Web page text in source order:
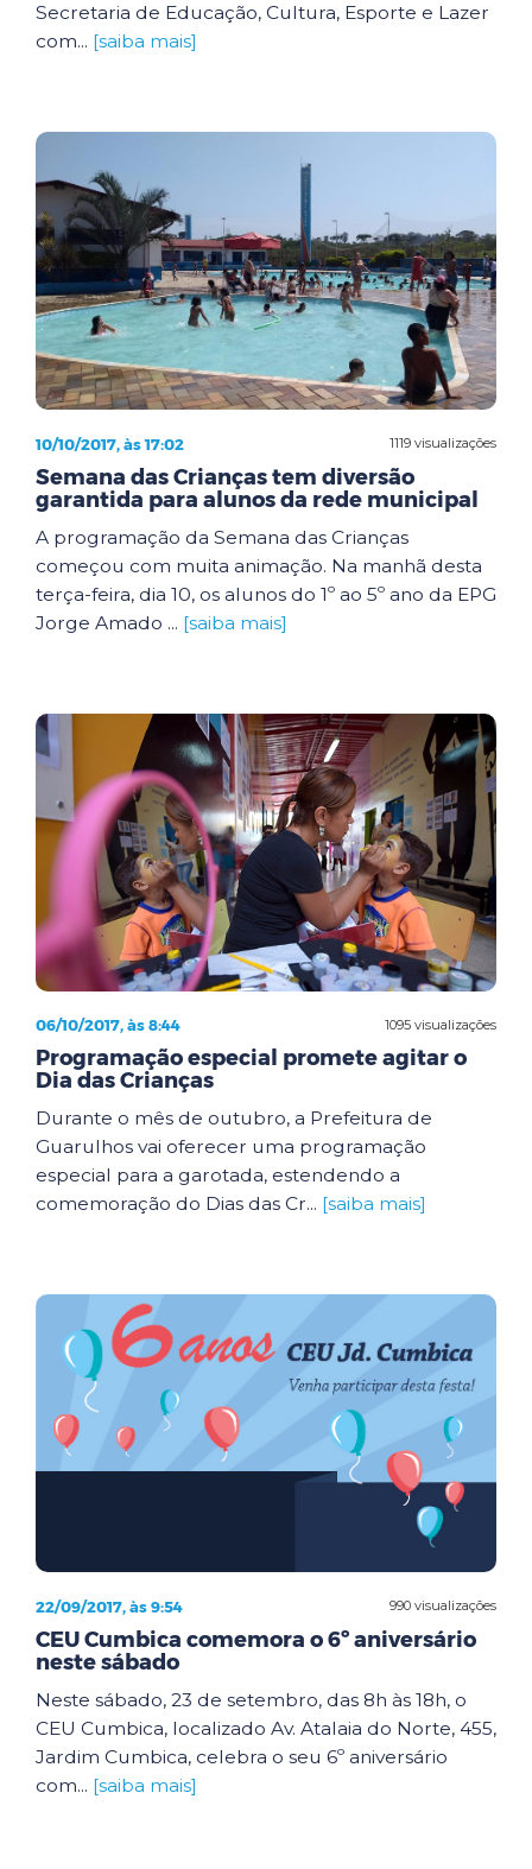
Secretaria de Educação, Cultura, Esporte e Lazer
com... [saiba mais]
1119 visualizações
10/10/2017, às 17:02
Semana das Crianças tem diversão
garantida para alunos da rede municipal
A programação da Semana das Crianças
começou com muita animação. Na manhã desta
terça-feira, dia 10, os alunos do 1º ao 5º ano da EPG
Jorge Amado ... [saiba mais]
1095 visualizações
06/10/2017, às 8:44
Programação especial promete agitar o
Dia das Crianças
Durante o mês de outubro, a Prefeitura de
Guarulhos vai oferecer uma programação
especial para a garotada, estendendo a
comemoração do Dias das Cr... [saiba mais]
990 visualizações
22/09/2017, às 9:54
CEU Cumbica comemora o 6º aniversário
neste sábado
Neste sábado, 23 de setembro, das 8h às 18h, o
CEU Cumbica, localizado Av. Atalaia do Norte, 455,
Jardim Cumbica, celebra o seu 6º aniversário
com... [saiba mais]